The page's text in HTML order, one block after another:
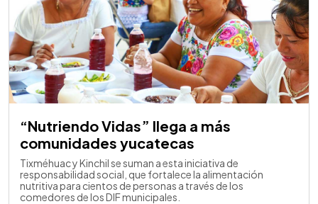
“Nutriendo Vidas” llega a más
comunidades yucatecas
Tixméhuac y Kinchil se suman a esta iniciativa de
responsabilidad social, que fortalece la alimentación
nutritiva para cientos de personas a través de los
comedores de los DIF municipales.